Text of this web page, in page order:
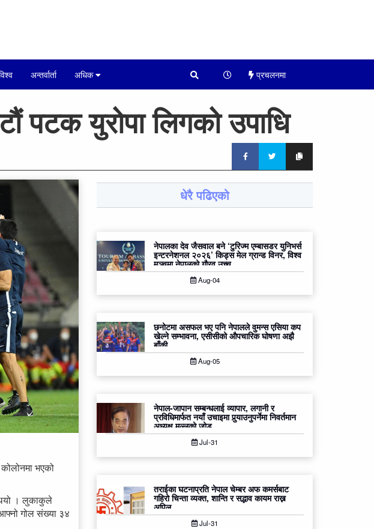
अन्तर्वार्ता अधिक प्रचलनमा
पटक युरोपा लिगको उपाधि
भएको
। लुकाकुले
गोल संख्या ३४
धेरै पढिएको
नेपालका देव जैसवाल बने ‘टुरिज्म एम्बासडर युनिभर्स
इन्टरनेशनल २०२६’ किड्स मेल ग्रान्ड विनर, विश्व
मञ्चमा नेपालको गौरव उच्च
Aug-04
छनोटमा असफल भए पनि नेपालले वुमन्स एसिया कप
खेल्ने सम्भावना, एसीसीको औपचारिक घोषणा अझै
बाँकी
Aug-05
नेपाल-जापान सम्बन्धलाई व्यापार, लगानी र
प्रविधिमार्फत नयाँ उचाइमा पुर्‍याउनुपर्नेमा निवर्तमान
अध्यक्ष मल्लको जोड
Jul-31
तराईका घटनाप्रति नेपाल चेम्बर अफ कमर्सबाट
गहिरो चिन्ता व्यक्त, शान्ति र सद्भाव कायम राख्न
अपिल
Jul-31